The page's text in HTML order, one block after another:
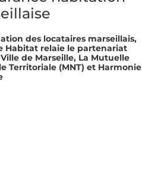
des locataires marseillais,
Habitat relaie le partenariat
de Marseille, La Mutuelle
Territoriale (MNT) et Harmonie